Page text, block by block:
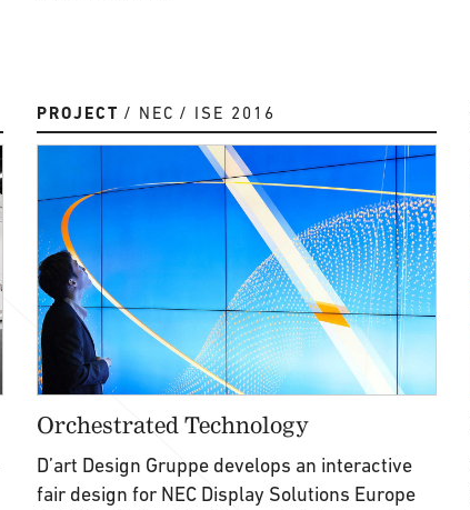
PROJECT NEC ISE 2016
Orchestrated Technology
D’art Design Gruppe develops an interactive
fair design for NEC Display Solutions Europe